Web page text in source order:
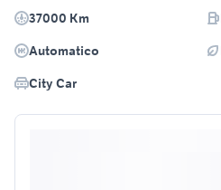
37000 Km
Automatico
City Car